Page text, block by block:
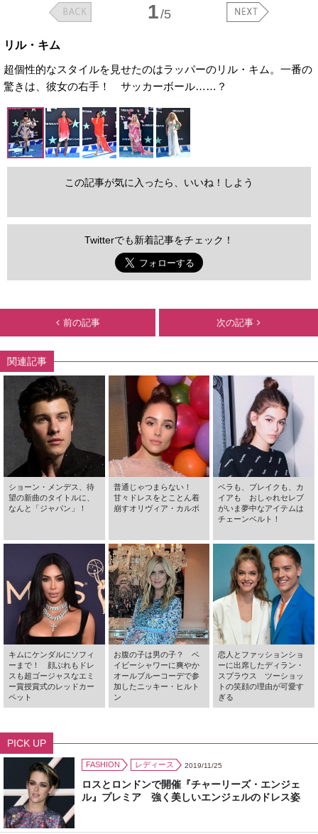
1/5
リル・キム
超個性的なスタイルを見せたのはラッパーのリル・キム。一番の
驚きは、彼女の右手！ サッカーボール……？
この記事が気に入ったら、いいね！しよう
Twitterでも新着記事をチェック！
前の記事 次の記事
関連記事
ショーン・メンデス、待
望の新曲のタイトルに、
なんと「ジャパン」！
普通じゃつまらない！
甘々ドレスをとことん着
崩すオリヴィア・カルポ
ベラも、ブレイクも、カ
イアも おしゃれセレブ
がいま夢中なアイテムは
チェーンベルト！
キムにケンダルにソフィ
ーまで！ 顔ぶれもドレ
スも超ゴージャスなエミ
ー賞授賞式のレッドカー
ペット
お腹の子は男の子？ ベ
イビーシャワーに爽やか
オールブルーコーデで参
加したニッキー・ヒルト
ン
恋人とファッションショ
ーに出席したディラン・
スプラウス ツーショッ
トの笑顔の理由が可愛す
ぎる
PICK UP
FASHION レディース 2019/11/25
ロスとロンドンで開催『チャーリーズ・エンジェ
ル』プレミア 強く美しいエンジェルのドレス姿